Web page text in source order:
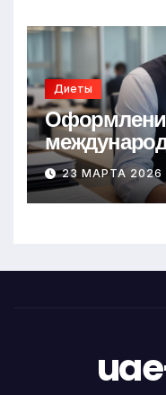
Диеты
23 МАРТА 2026